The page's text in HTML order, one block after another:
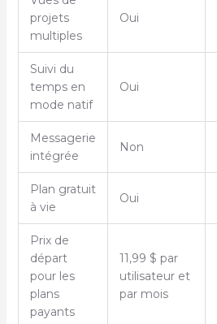
projets
multiples
Oui
Suivi du
temps en
mode natif
Oui
Messagerie
intégrée
Non
Plan gratuit
à vie
Oui
Prix de
départ
pour les
plans
payants
11,99 $ par
utilisateur et
par mois